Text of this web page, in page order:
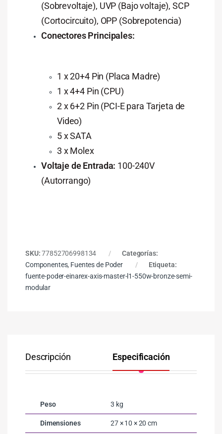
(Sobrevoltaje), UVP (Bajo voltaje), SCP
(Cortocircuito), OPP (Sobrepotencia)
Conectores Principales:
1 x 20+4 Pin (Placa Madre)
1 x 4+4 Pin (CPU)
2 x 6+2 Pin (PCI-E para Tarjeta de
Video)
5 x SATA
3 x Molex
Voltaje de Entrada: 100-240V
(Autorrango)
SKU:77852706998134
Categorías:
Componentes, Fuentes de Poder
Etiqueta:
fuente-poder-einarex-axis-master-l1-550w-bronze-semi-
modular
Descripción Especificación
Peso 3 kg
Dimensiones 27 × 10 × 20 cm